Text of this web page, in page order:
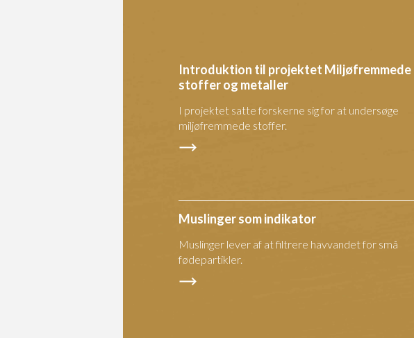
Introduktion til projektet Miljøfremmede
stoffer og metaller
I projektet satte forskerne sig for at undersøge
miljøfremmede stoffer.
Muslinger som indikator
Muslinger lever af at filtrere havvandet for små
fødepartikler.